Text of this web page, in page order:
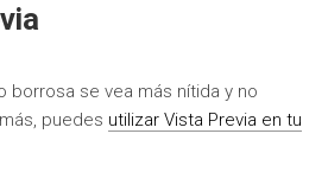
borrosa se vea más nítida y no
puedes utilizar Vista Previa en tu